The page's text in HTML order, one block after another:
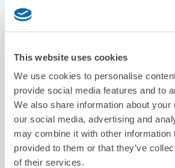
This website uses cookies
We use cookies to personalise
provide social media features and to
We also share information about your
our social media, advertising and
may combine it with other information
provided to them or that they’ve
of their services.
本日の営業時間
保管できる荷物数
スーツケースサイズ: 3 バッグサイズ:0
空き時間
8/10月 8/11火